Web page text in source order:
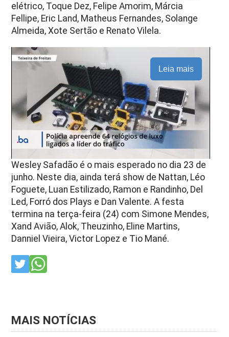
elétrico, Toque Dez, Felipe Amorim, Márcia
Fellipe, Eric Land, Matheus Fernandes, Solange
Almeida, Xote Sertão e Renato Vilela.
Leia mais
Wesley Safadão é o mais esperado no dia 23 de
junho. Neste dia, ainda terá show de Nattan, Léo
Foguete, Luan Estilizado, Ramon e Randinho, Del
Led, Forró dos Plays e Dan Valente. A festa
termina na terça-feira (24) com Simone Mendes,
Xand Avião, Alok, Theuzinho, Eline Martins,
Danniel Vieira, Victor Lopez e Tio Mané.
MAIS NOTÍCIAS